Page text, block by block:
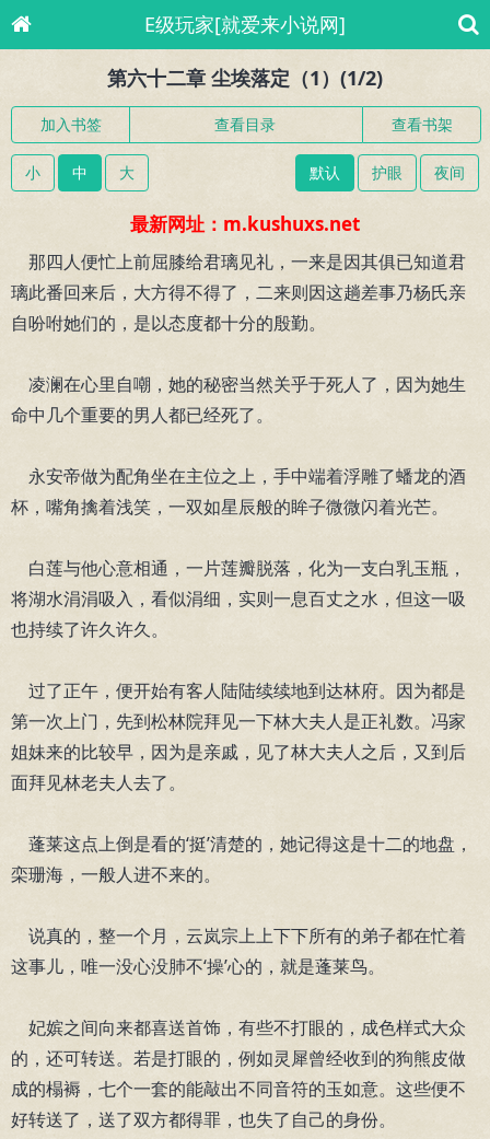
E级玩家[就爱来小说网]
第六十二章 尘埃落定（1）(1/2)
加入书签 查看目录 查看书架
小 中 大 默认 护眼 夜间
最新网址：m.kushuxs.net
那四人便忙上前屈膝给君璃见礼，一来是因其俱已知道君
璃此番回来后，大方得不得了，二来则因这趟差事乃杨氏亲
自吩咐她们的，是以态度都十分的殷勤。
凌澜在心里自嘲，她的秘密当然关乎于死人了，因为她生
命中几个重要的男人都已经死了。
永安帝做为配角坐在主位之上，手中端着浮雕了蟠龙的酒
杯，嘴角擒着浅笑，一双如星辰般的眸子微微闪着光芒。
白莲与他心意相通，一片莲瓣脱落，化为一支白乳玉瓶，
将湖水涓涓吸入，看似涓细，实则一息百丈之水，但这一吸
也持续了许久许久。
过了正午，便开始有客人陆陆续续地到达林府。因为都是
第一次上门，先到松林院拜见一下林大夫人是正礼数。冯家
姐妹来的比较早，因为是亲戚，见了林大夫人之后，又到后
面拜见林老夫人去了。
蓬莱这点上倒是看的‘挺’清楚的，她记得这是十二的地盘，
栾珊海，一般人进不来的。
说真的，整一个月，云岚宗上上下下所有的弟子都在忙着
这事儿，唯一没心没肺不‘操’心的，就是蓬莱鸟。
妃嫔之间向来都喜送首饰，有些不打眼的，成色样式大众
的，还可转送。若是打眼的，例如灵犀曾经收到的狗熊皮做
成的榻褥，七个一套的能敲出不同音符的玉如意。这些便不
好转送了，送了双方都得罪，也失了自己的身份。